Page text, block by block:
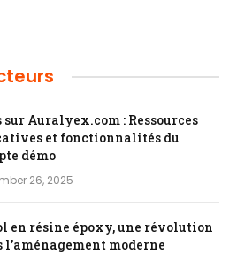
Auralyex.com : Ressources
et fonctionnalités du
démo
26, 2025
en résine époxy, une révolution
l’aménagement moderne